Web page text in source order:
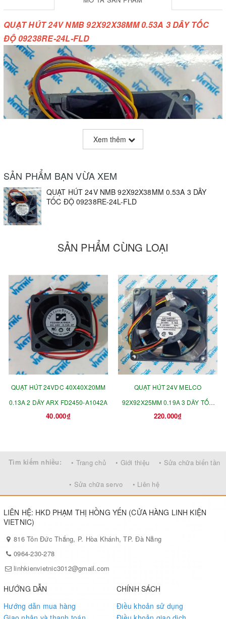
QUẠT HÚT 24V NMB 92X92X38MM 0.53A 3 DÂY TỐC
ĐỘ 09238RE-24L-FLD
Xem thêm
SẢN PHẨM BẠN VỪA XEM
QUẠT HÚT 24V NMB 92X92X38MM 0.53A 3 DÂY
TỐC ĐỘ 09238RE-24L-FLD
SẢN PHẨM CÙNG LOẠI
QUẠT HÚT 24VDC 40X40X20MM
0.13A 2 DÂY ARX FD2450-A1042A
40.000₫
QUẠT HÚT 24V MELCO
92X92X25MM 0.19A 3 DÂY TỐC
ĐỘ CA1640H01 MMF-09D24TS
220.000₫
Tìm kiếm nhiều: • Trang chủ • Giới thiệu • Sửa chữa biến tần
• Sửa chữa servo • Liên hệ
LIÊN HỆ: HKD PHẠM THỊ HỒNG YẾN (CỬA HÀNG LINH KIỆN
VIETNIC)
816 Tôn Đức Thắng, P. Hòa Khánh, TP. Đà Nẵng
0964-230-278
linhkienvietnic3012@gmail.com
HƯỚNG DẪN
Hướng dẫn mua hàng
CHÍNH SÁCH
Điều khoản sử dụng